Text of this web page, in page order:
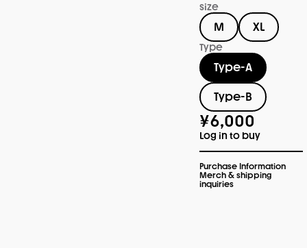
size
M XL
Type
Type-A
Type-B
¥6,000
Log in to buy
Purchase Information
Merch & shipping
inquiries